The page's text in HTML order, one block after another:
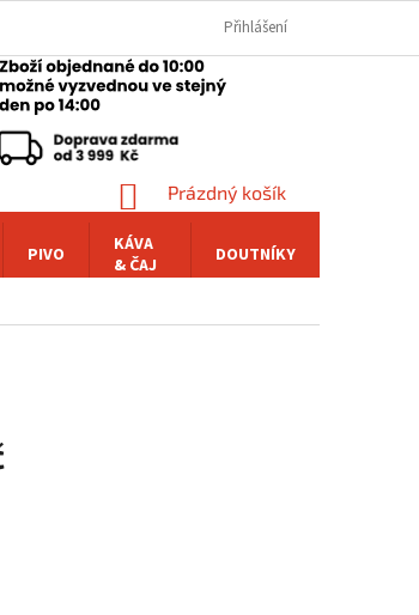
Přihlášení
NÁKUPNÍ
KOŠÍK
Prázdný košík
PIVO
KÁVA
& ČAJ
DOUTNÍKY